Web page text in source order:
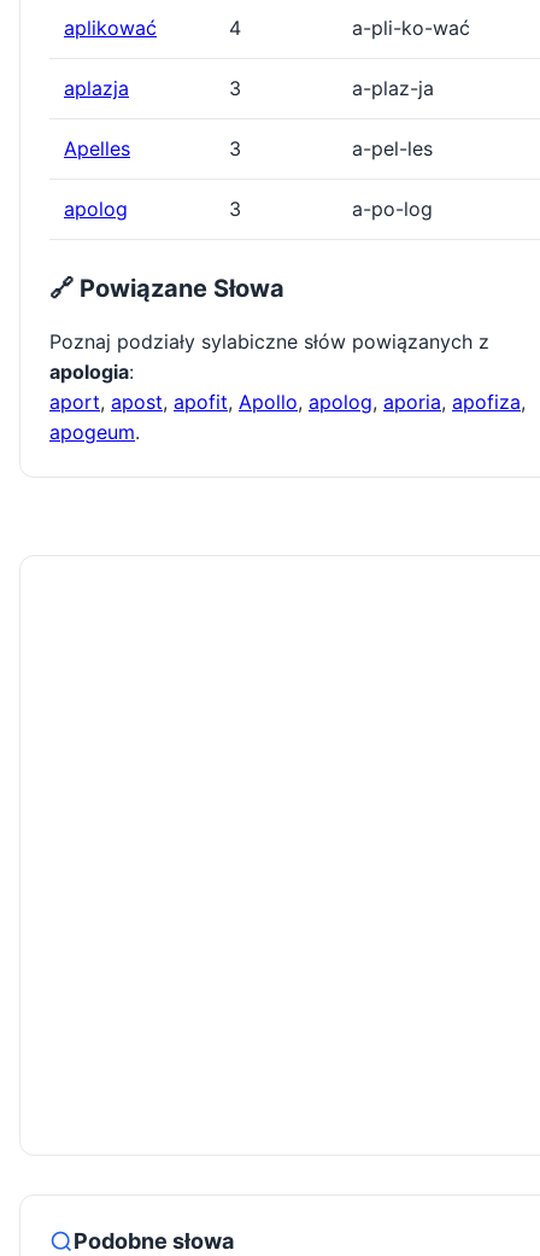
aplikować 4 a-pli-ko-wać
aplazja 3 a-plaz-ja
Apelles 3 a-pel-les
apolog 3 a-po-log
🔗 Powiązane Słowa
Poznaj podziały sylabiczne słów powiązanych z
apologia:
aport, apost, apofit, Apollo, apolog, aporia, apofiza,
apogeum.
Podobne słowa